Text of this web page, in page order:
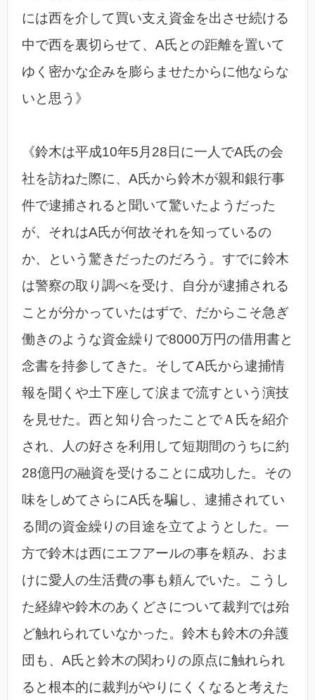
には西を介して買い支え資金を出させ続ける
中で西を裏切らせて、A氏との距離を置いて
ゆく密かな企みを膨らませたからに他ならな
いと思う》
《鈴木は平成10年5月28日に一人でA氏の会
社を訪ねた際に、A氏から鈴木が親和銀行事
件で逮捕されると聞いて驚いたようだった
が、それはA氏が何故それを知っているの
か、という驚きだったのだろう。すでに鈴木
は警察の取り調べを受け、自分が逮捕される
ことが分かっていたはずで、だからこそ急ぎ
働きのような資金繰りで8000万円の借用書と
念書を持参してきた。そしてA氏から逮捕情
報を聞くや土下座して涙まで流すという演技
を見せた。西と知り合ったことでＡ氏を紹介
され、人の好さを利用して短期間のうちに約
28億円の融資を受けることに成功した。その
味をしめてさらにA氏を騙し、逮捕されてい
る間の資金繰りの目途を立てようとした。一
方で鈴木は西にエフアールの事を頼み、おま
けに愛人の生活費の事も頼んでいた。こうし
た経緯や鈴木のあくどさについて裁判では殆
ど触れられていなかった。鈴木も鈴木の弁護
団も、A氏と鈴木の関わりの原点に触れられ
ると根本的に裁判がやりにくくなると考えた